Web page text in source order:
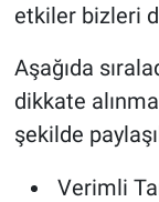
etkiler bizleri
Aşağıda
dikkate
şekilde
Verimli